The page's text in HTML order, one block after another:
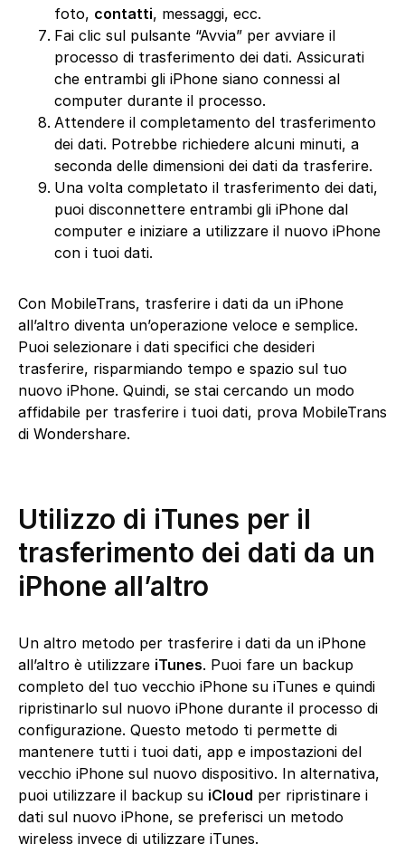
foto, contatti, messaggi, ecc.
Fai clic sul pulsante “Avvia” per avviare il
processo di trasferimento dei dati. Assicurati
che entrambi gli iPhone siano connessi al
computer durante il processo.
Attendere il completamento del trasferimento
dei dati. Potrebbe richiedere alcuni minuti, a
seconda delle dimensioni dei dati da trasferire.
Una volta completato il trasferimento dei dati,
puoi disconnettere entrambi gli iPhone dal
computer e iniziare a utilizzare il nuovo iPhone
con i tuoi dati.
Con MobileTrans, trasferire i dati da un iPhone
all’altro diventa un’operazione veloce e semplice.
Puoi selezionare i dati specifici che desideri
trasferire, risparmiando tempo e spazio sul tuo
nuovo iPhone. Quindi, se stai cercando un modo
affidabile per trasferire i tuoi dati, prova MobileTrans
di Wondershare.
Utilizzo di iTunes per il
trasferimento dei dati da un
iPhone all’altro
Un altro metodo per trasferire i dati da un iPhone
all’altro è utilizzare iTunes. Puoi fare un backup
completo del tuo vecchio iPhone su iTunes e quindi
ripristinarlo sul nuovo iPhone durante il processo di
configurazione. Questo metodo ti permette di
mantenere tutti i tuoi dati, app e impostazioni del
vecchio iPhone sul nuovo dispositivo. In alternativa,
puoi utilizzare il backup su iCloud per ripristinare i
dati sul nuovo iPhone, se preferisci un metodo
wireless invece di utilizzare iTunes.